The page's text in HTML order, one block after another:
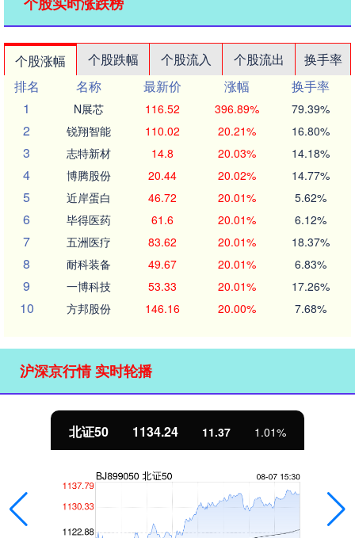
个股涨幅 个股跌幅 个股流入 个股流出
换手率
排名
名称 最新价 涨幅
换手率
1
N展芯 116.52 396.89% 79.39%
2 锐翔智能 110.02 20.21% 16.80%
3 志特新材 14.8 20.03% 14.18%
4 博腾股份 20.44 20.02% 14.77%
5 近岸蛋白 46.72 20.01% 5.62%
6 毕得医药 61.6 20.01% 6.12%
7 五洲医疗 83.62 20.01% 18.37%
8 耐科装备 49.67 20.01% 6.83%
9 一博科技 53.33 20.01% 17.26%
10 方邦股份 146.16 20.00% 7.68%
沪深京行情 实时轮播
北证50 1134.24 11.37 1.01%